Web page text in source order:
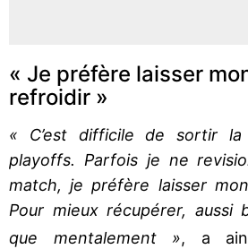
« Je préfère laisser
refroidir »
« C’est difficile de sortir
playoffs. Parfois je ne
match, je préfère laisser
Pour mieux récupérer, aussi
que mentalement », a